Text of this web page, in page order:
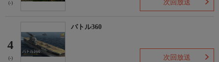
(-) 次回放送
4
(-)
バトル360
次回放送